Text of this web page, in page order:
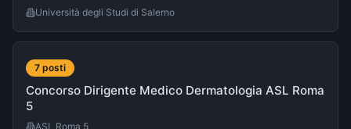
Università degli Studi di Salerno
7 posti
Concorso Dirigente Medico Dermatologia ASL Roma
5
ASL Roma 5